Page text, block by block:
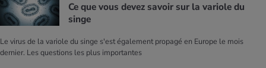
Ce que vous devez savoir sur la variole du
singe
Le virus de la variole du singe s'est également propagé en Europe le mois
dernier. Les questions les plus importantes